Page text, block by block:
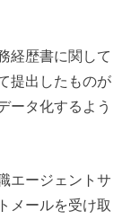
経歴書に関して
提出したものが
ータ化するよう
エージェントサ
メールを受け取